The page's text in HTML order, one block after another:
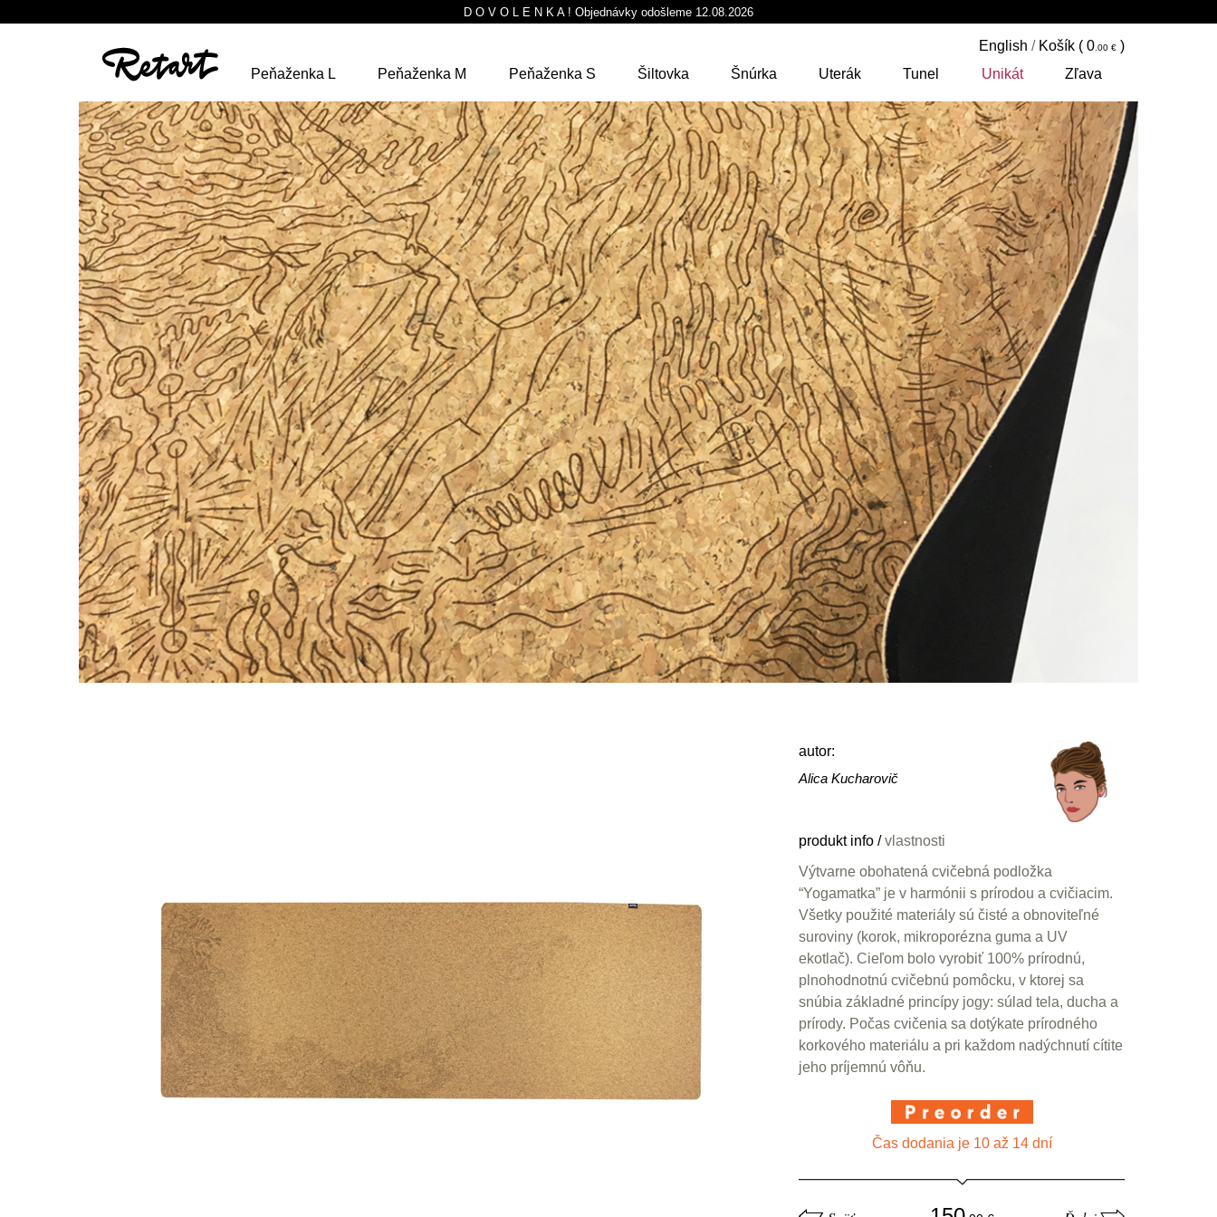
D O V O L E N K A ! Objednávky odošleme 12.08.2026
English / Košík ( 0
)
Peňaženka L
Peňaženka M Peňaženka S Šiltovka Šnúrka Uterák Tunel Unikát Zľava
autor:
Alica Kucharovič
produkt info /vlastnosti
Výtvarne obohatená cvičebná podložka
“Yogamatka” je v harmónii s prírodou a cvičiacim.
Všetky použité materiály sú čisté a obnoviteľné
suroviny (korok, mikroporézna guma a UV
ekotlač). Cieľom bolo vyrobiť 100% prírodnú,
plnohodnotnú cvičebnú pomôcku, v ktorej sa
snúbia základné princípy jogy: súlad tela, ducha a
prírody. Počas cvičenia sa dotýkate prírodného
korkového materiálu a pri každom nadýchnutí cítite
jeho príjemnú vôňu.
Čas dodania je 10 až 14 dní